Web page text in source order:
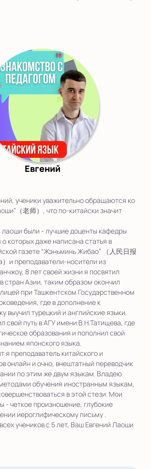
Евгений
ученики уважительно обращаются ко
（老师）, что по-китайски значит
были - лучшие доценты кафедры
о которых даже написана статья в
газете “Жэньминь Жибао” （人民日报
）и преподаватели-носители из
8 лет своей жизни я посвятил
стран Азии, таким образом окончил
при Ташкентском Государственном
где в дополнение к
выучил турецкий и английские языки.
свой путь в АГУ имени В.Н.Татищева, где
образования и пополнил свой
японского языка.
я преподаватель китайского и
онлайн и очно, внештатный переводчик
по этим же двум языкам. Владею
обучения иностранным языкам,
в этой стези. Мои
- четкое произношение, глубокие
иероглифическому письму .
учеников с 5 лет, Ваш Евгений Лаоши